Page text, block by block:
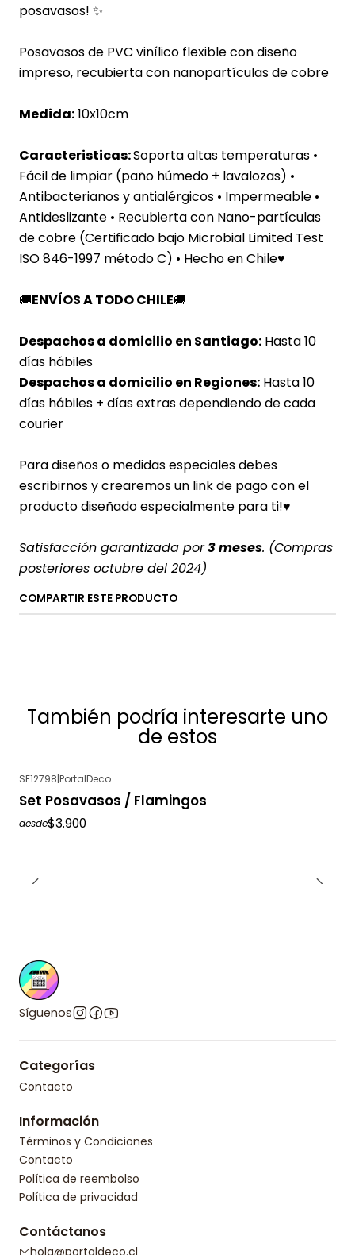
posavasos! ✨
Posavasos de PVC vinílico flexible con diseño
impreso, recubierta con nanopartículas de cobre
Medida:10x10cm
Caracteristicas:Soporta altas temperaturas •
Fácil de limpiar (paño húmedo + lavalozas) •
Antibacterianos y antialérgicos • Impermeable •
Antideslizante • Recubierta con Nano-partículas
de cobre (Certificado bajo Microbial Limited Test
ISO 846-1997 método C) • Hecho en Chile♥
🚚ENVÍOS A TODO CHILE🚚
Despachos a domicilio en Santiago: Hasta 10
días hábiles
Despachos a domicilio en Regiones: Hasta 10
días hábiles + días extras dependiendo de cada
courier
Para diseños o medidas especiales debes
escribirnos y crearemos un link de pago con el
producto diseñado especialmente para ti!♥
Satisfacción garantizada por3 meses. (Compras
posteriores octubre del 2024)
COMPARTIR ESTE PRODUCTO
También podría interesarte uno
de estos
SE12798|PortalDeco
Set Posavasos / Flamingos
desde$3.900
Síguenos
Categorías
Contacto
Información
Términos y Condiciones
Contacto
Política de reembolso
Política de privacidad
Contáctanos